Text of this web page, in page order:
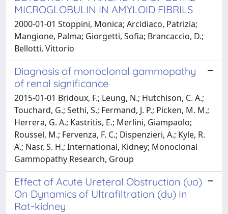
MICROGLOBULIN IN AMYLOID FIBRILS
2000-01-01 Stoppini, Monica; Arcidiaco, Patrizia;
Mangione, Palma; Giorgetti, Sofia; Brancaccio, D.;
Bellotti, Vittorio
Diagnosis of monoclonal gammopathy
of renal significance
2015-01-01 Bridoux, F.; Leung, N.; Hutchison, C. A.;
Touchard, G.; Sethi, S.; Fermand, J. P.; Picken, M. M.;
Herrera, G. A.; Kastritis, E.; Merlini, Giampaolo;
Roussel, M.; Fervenza, F. C.; Dispenzieri, A.; Kyle, R.
A.; Nasr, S. H.; International, Kidney; Monoclonal
Gammopathy Research, Group
Effect of Acute Ureteral Obstruction (uo)
On Dynamics of Ultrafiltration (du) In
Rat-kidney